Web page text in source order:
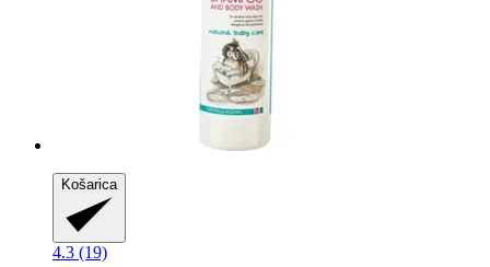
Košarica
4.3 (19)